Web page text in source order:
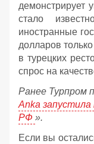
демонстрирует
стало
иностранные
долларов
в турецких
спрос на
Ранее Турпром
Anka
РФ ».
Если вы